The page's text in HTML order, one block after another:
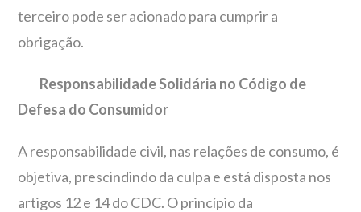
terceiro pode ser acionado para cumprir a
obrigação.
Responsabilidade Solidária no Código de
Defesa do Consumidor
A responsabilidade civil, nas relações de consumo, é
objetiva, prescindindo da culpa e está disposta nos
artigos 12 e 14 do CDC. O princípio da